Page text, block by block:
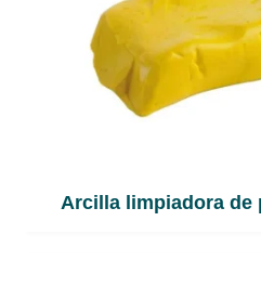
Arcilla limpiadora de